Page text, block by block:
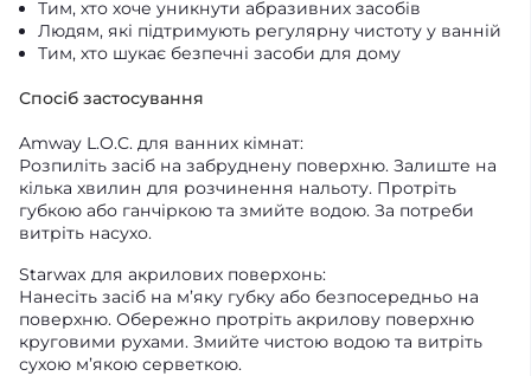
Тим, хто хоче уникнути абразивних засобів
Людям, які підтримують регулярну чистоту у ванній
Тим, хто шукає безпечні засоби для дому
Спосіб застосування
Amway L.O.C. для ванних кімнат:
Розпиліть засіб на забруднену поверхню. Залиште на
кілька хвилин для розчинення нальоту. Протріть
губкою або ганчіркою та змийте водою. За потреби
витріть насухо.
Starwax для акрилових поверхонь:
Нанесіть засіб на м’яку губку або безпосередньо на
поверхню. Обережно протріть акрилову поверхню
круговими рухами. Змийте чистою водою та витріть
сухою м’якою серветкою.